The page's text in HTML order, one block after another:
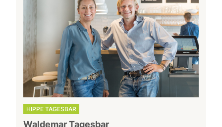
HIPPE TAGESBAR
Waldemar Tagesbar